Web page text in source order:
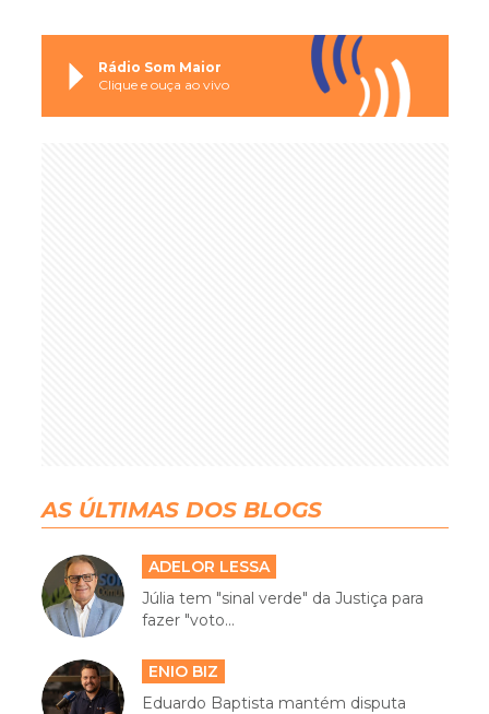
Rádio Som Maior
Clique e ouça ao vivo
AS ÚLTIMAS DOS BLOGS
ADELOR LESSA
Júlia tem "sinal verde" da Justiça para
fazer "voto...
ENIO BIZ
Eduardo Baptista mantém disputa